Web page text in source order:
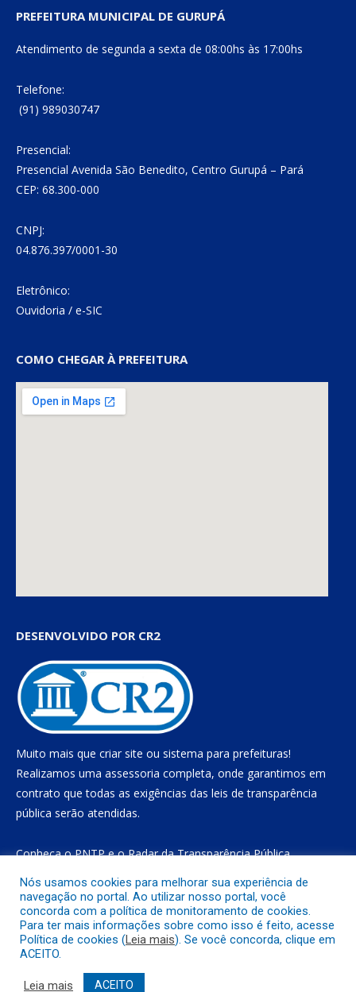
PREFEITURA MUNICIPAL DE GURUPÁ
Atendimento de segunda a sexta de 08:00hs às 17:00hs
Telefone:
(91) 989030747
Presencial:
Presencial Avenida São Benedito, Centro Gurupá – Pará
CEP: 68.300-000
CNPJ:
04.876.397/0001-30
Eletrônico:
Ouvidoria / e-SIC
COMO CHEGAR À PREFEITURA
DESENVOLVIDO POR CR2
Muito mais que criar site ou sistema para prefeituras!
Realizamos uma assessoria completa, onde garantimos em
contrato que todas as exigências das leis de transparência
pública serão atendidas.
Conheça oPNTPe oRadar da Transparência Pública
Todos os direitos reservados a Prefeitura Municipal de Gurupá
Mapa do Site
Acessar o Webmail
Nós usamos cookies para melhorar sua experiência de
navegação no portal. Ao utilizar nosso portal, você
concorda com a política de monitoramento de cookies.
Para ter mais informações sobre como isso é feito, acesse
Política de cookies (Leia mais). Se você concorda, clique em
ACEITO.
Leia mais ACEITO